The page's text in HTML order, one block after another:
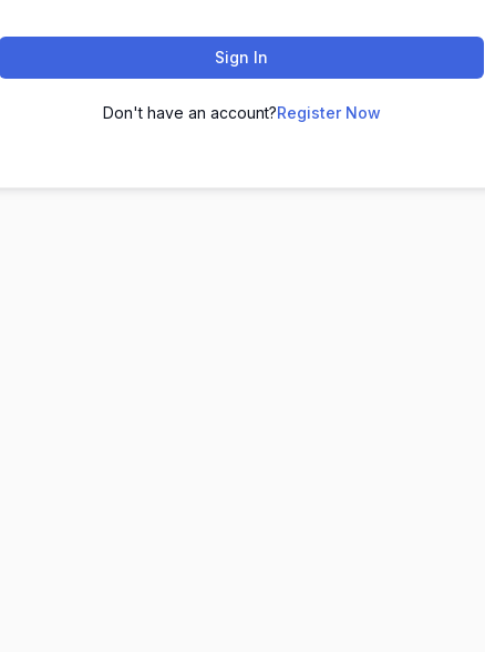
Sign In
Don't have an account?Register Now